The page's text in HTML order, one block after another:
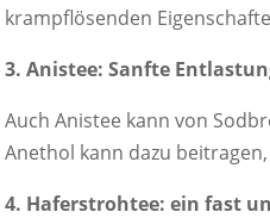
krampflösenden
3. Anistee: Sanfte
Auch Anistee kann von
Anethol kann dazu
4. Haferstrohtee: ein fast